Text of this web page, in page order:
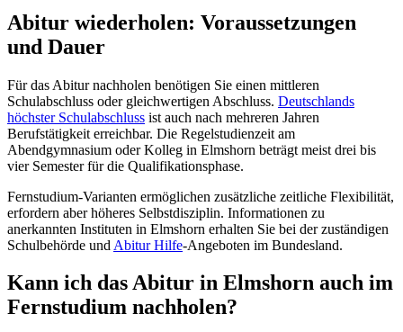
Abitur wiederholen: Voraussetzungen
und Dauer
Für das Abitur nachholen benötigen Sie einen mittleren
Schulabschluss oder gleichwertigen Abschluss. Deutschlands
höchster Schulabschluss ist auch nach mehreren Jahren
Berufstätigkeit erreichbar. Die Regelstudienzeit am
Abendgymnasium oder Kolleg in Elmshorn beträgt meist drei bis
vier Semester für die Qualifikationsphase.
Fernstudium-Varianten ermöglichen zusätzliche zeitliche Flexibilität,
erfordern aber höheres Selbstdisziplin. Informationen zu
anerkannten Instituten in Elmshorn erhalten Sie bei der zuständigen
Schulbehörde und Abitur Hilfe-Angeboten im Bundesland.
Kann ich das Abitur in Elmshorn auch im
Fernstudium nachholen?